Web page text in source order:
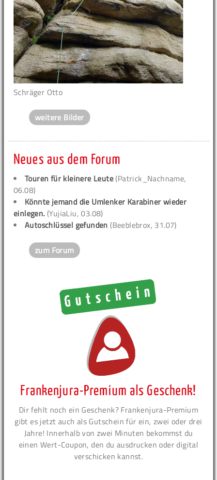
Schräger Otto
weitere Bilder
Neues aus dem Forum
Touren für kleinere Leute (Patrick_Nachname,
06.08)
Könnte jemand die Umlenker Karabiner wieder
einlegen. (YujiaLiu, 03.08)
Autoschlüssel gefunden (Beeblebrox, 31.07)
zum Forum
Frankenjura-Premium als Geschenk!
Dir fehlt noch ein Geschenk? Frankenjura-Premium
gibt es jetzt auch als Gutschein für ein, zwei oder drei
Jahre! Innerhalb von zwei Minuten bekommst du
einen Wert-Coupon, den du ausdrucken oder digital
verschicken kannst.